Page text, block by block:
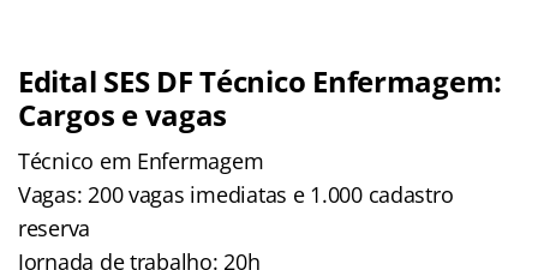
Edital SES DF Técnico Enfermagem:
Cargos e vagas
Técnico em Enfermagem
Vagas: 200 vagas imediatas e 1.000 cadastro
reserva
Jornada de trabalho: 20h